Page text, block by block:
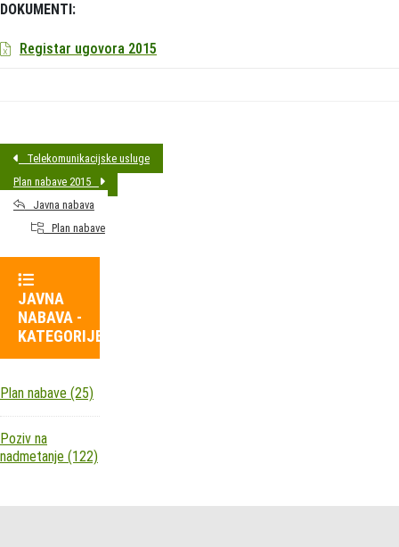
DOKUMENTI:
Registar ugovora 2015
Telekomunikacijske usluge
Plan nabave 2015
Javna nabava
Plan nabave
JAVNA
NABAVA -
KATEGORIJE
Plan nabave (25)
Poziv na
nadmetanje (122)